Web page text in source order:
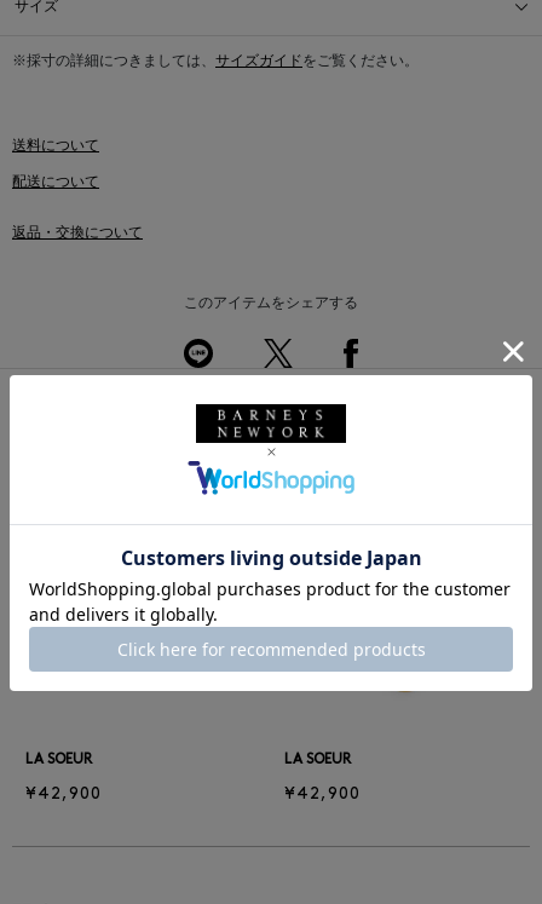
サイズ
※採寸の詳細につきましては、 サイズガイドをご覧ください。
送料について
配送について
返品・交換について
このアイテムをシェアする
同じカテゴリのアイテム
LA SOEUR
¥42,900
LA SOEUR
¥42,900
前の画像